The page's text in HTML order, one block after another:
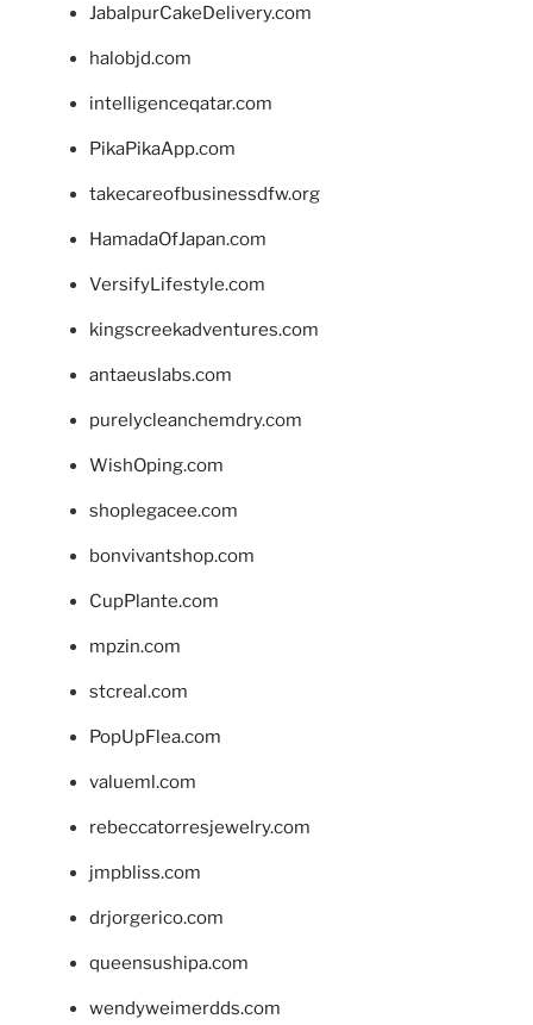
JabalpurCakeDelivery.com
halobjd.com
intelligenceqatar.com
PikaPikaApp.com
takecareofbusinessdfw.org
HamadaOfJapan.com
VersifyLifestyle.com
kingscreekadventures.com
antaeuslabs.com
purelycleanchemdry.com
WishOping.com
shoplegacee.com
bonvivantshop.com
CupPlante.com
mpzin.com
stcreal.com
PopUpFlea.com
valueml.com
rebeccatorresjewelry.com
jmpbliss.com
drjorgerico.com
queensushipa.com
wendyweimerdds.com